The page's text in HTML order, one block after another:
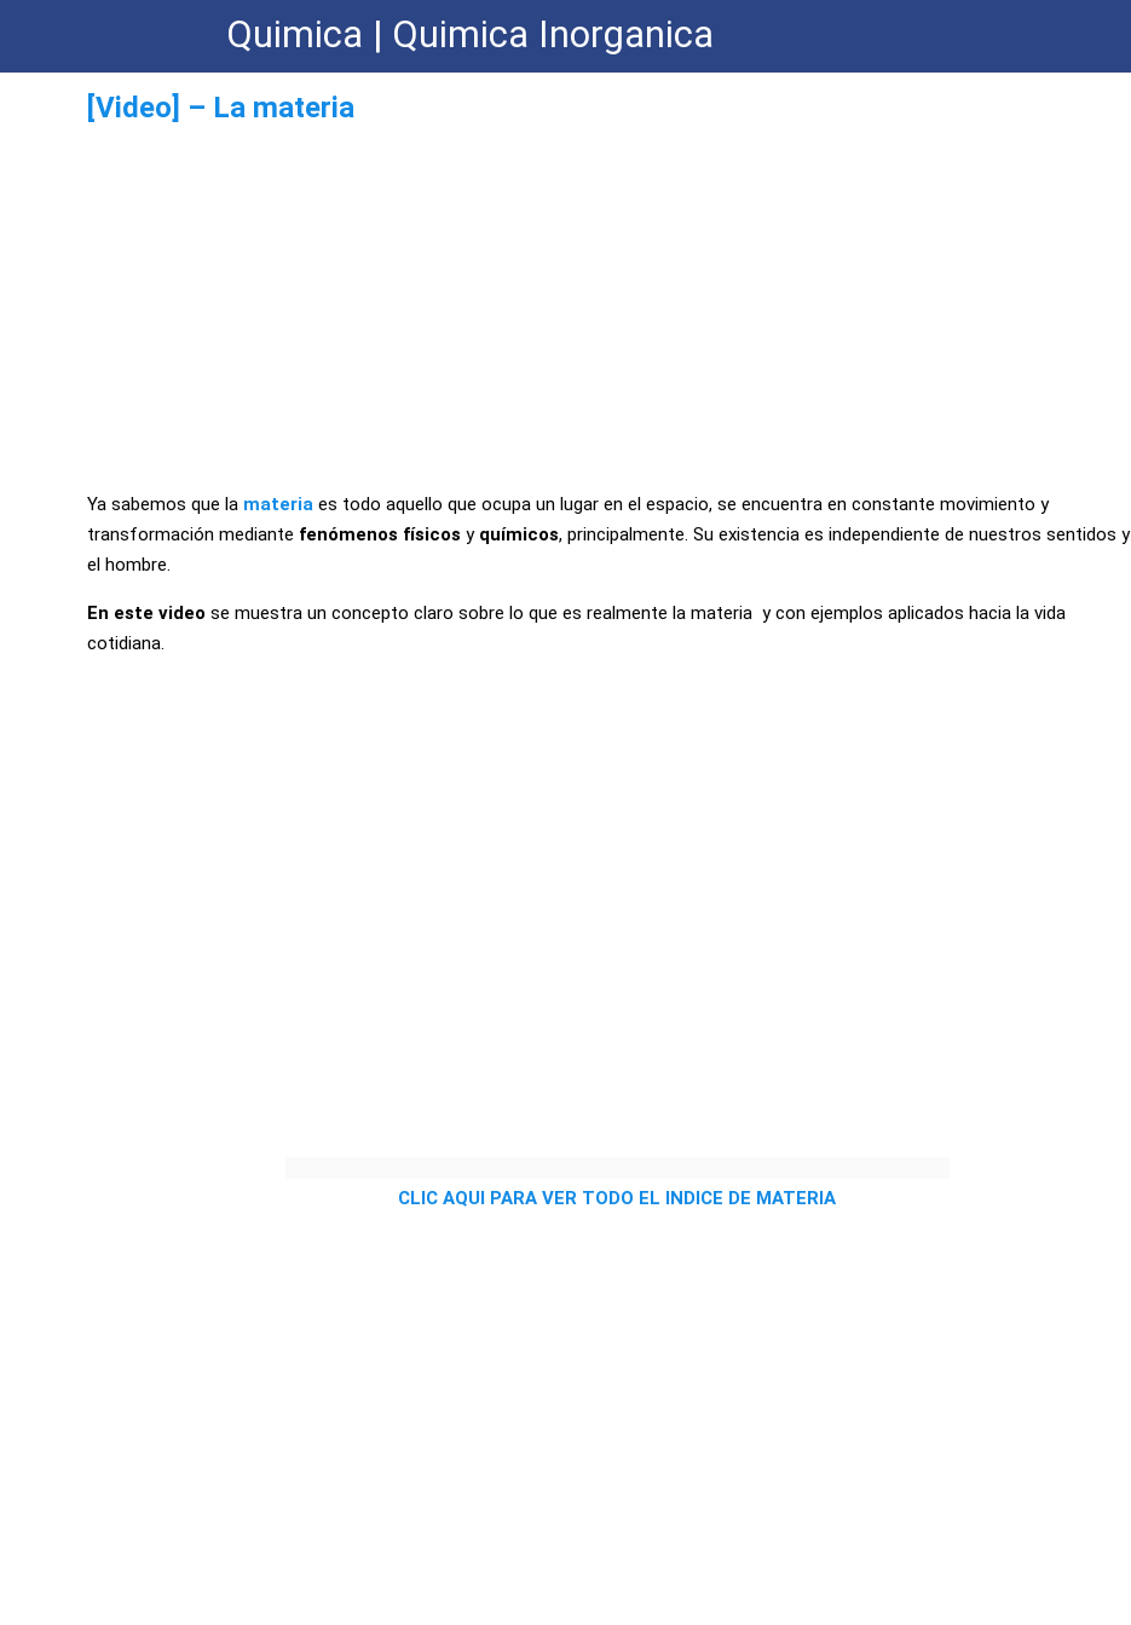
Quimica | Quimica Inorganica
[Video] – La materia
Ya sabemos que la materia es todo aquello que ocupa un lugar en el espacio, se encuentra en constante movimiento y
transformación mediante fenómenos físicos y químicos, principalmente. Su existencia es independiente de nuestros sentidos y
el hombre.
En este video se muestra un concepto claro sobre lo que es realmente la materia y con ejemplos aplicados hacia la vida
cotidiana.
CLIC AQUI PARA VER TODO EL INDICE DE MATERIA